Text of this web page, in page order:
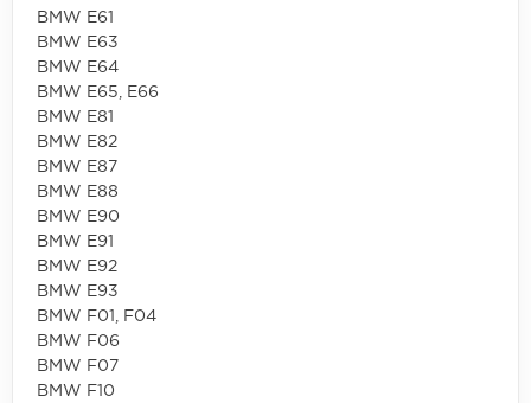
BMW E61
BMW E63
BMW E64
BMW E65, E66
BMW E81
BMW E82
BMW E87
BMW E88
BMW E90
BMW E91
BMW E92
BMW E93
BMW F01, F04
BMW F06
BMW F07
BMW F10